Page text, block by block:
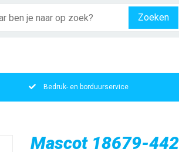
Zoeken
Bedruk- en borduurservice
Mascot 18679-